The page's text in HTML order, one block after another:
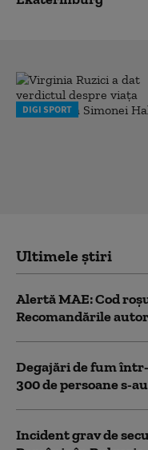
DIGI SPORT
Ultimele știri
Alertă MAE: Cod
Recomandările
Degajări de fum
300 de persoane s-
Incident grav de